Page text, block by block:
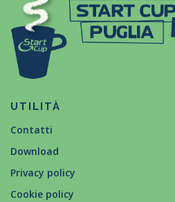
UTILITÀ
Contatti
Download
Privacy policy
Cookie policy